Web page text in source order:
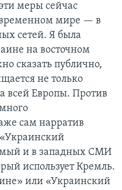
меры сейчас
мире — в
сетей. Я была
на восточном
сказать публично,
не только
всей Европы. Против
сам нарратив
и в западных СМИ
использует Кремль.
или «Украинский